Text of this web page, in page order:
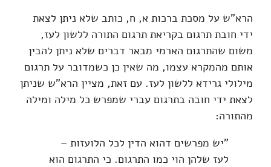
הרא"ש על מסכת ברכות א, ח, כותב שלא ניתן לצאת
ידי חובת תרגום בקריאת תרגום התורה ללשון לעז,
משום שהתרגום הארמי מבאר דברים שלא ניתן להבין
אותם מהמקרא עצמו, מה שאין כן כשמדובר על תרגום
מילולי גרידא ללשון לעז. עם זאת, מציין הרא"ש שניתן
לצאת ידי חובה בתרגום עברי שמפרש כל מילה ומילה
מהתורה:
"יש מפרשים דהוא הדין לכל הלועזות –
לעז שלהן הוי כמו התרגום. כי התרגום הוא